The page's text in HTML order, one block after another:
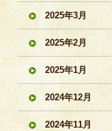
2025年3月
2025年2月
2025年1月
2024年12月
2024年11月